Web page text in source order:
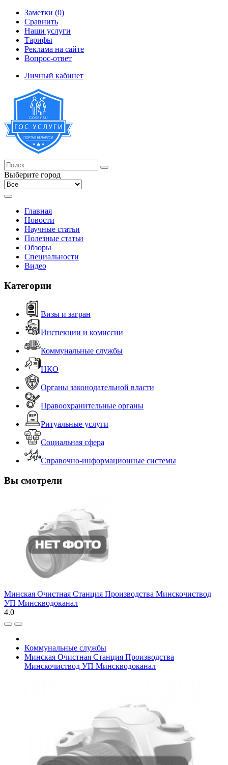
Заметки (0)
Сравнить
Наши услуги
Тарифы
Реклама на сайте
Вопрос-ответ
Личный кабинет
Выберите город
Главная
Новости
Научные статьи
Полезные статьи
Обзоры
Специальности
Видео
Категории
Визы и загран
Инспекции и комиссии
Коммунальные службы
НКО
Органы законодательной власти
Правоохранительные органы
Ритуальные услуги
Социальная сфера
Справочно-информационные системы
Вы смотрели
Минская Очистная Станция Производства Минскочиствод
УП Минскводоканал
4.0
Коммунальные службы
Минская Очистная Станция Производства
Минскочиствод УП Минскводоканал